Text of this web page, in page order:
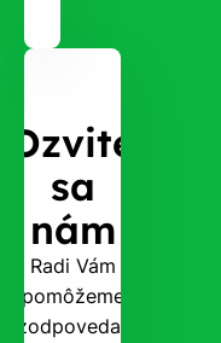
Ozvite
sa
nám
Radi Vám
pomôžeme
zodpovedať